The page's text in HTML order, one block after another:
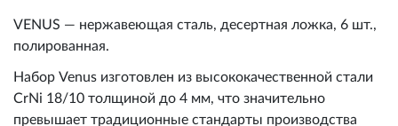
VENUS — нержавеющая сталь, десертная ложка, 6 шт.,
полированная.
Набор Venus изготовлен из высококачественной стали
CrNi 18/10 толщиной до 4 мм, что значительно
превышает традиционные стандарты производства